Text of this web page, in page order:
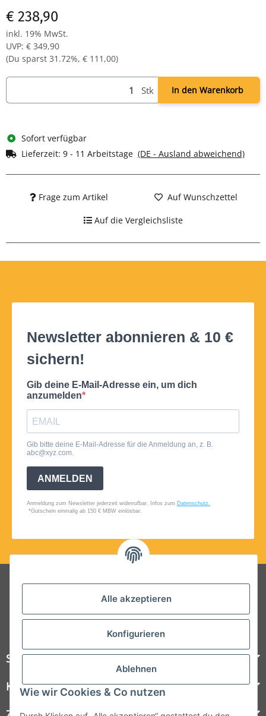
Alle akzeptieren
Konfigurieren
Ablehnen
Wie wir Cookies & Co nutzen
Doppelrollen
€ 238,90
inkl. 19% MwSt.
UVP: € 349,90
(Du sparst 31.72%, € 111,00)
Stk In den Warenkorb
Sofort verfügbar
Lieferzeit: 9 - 11 Arbeitstage (DE - Ausland abweichend)
Frage zum Artikel Auf Wunschzettel
Auf die Vergleichsliste
Folgt uns auf Social Media
Steelboxx
Kundenservice